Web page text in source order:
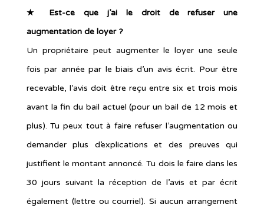
★ Est-ce que j’ai le droit de refuser une
augmentation de loyer ?
Un propriétaire peut augmenter le loyer une seule
fois par année par le biais d’un avis écrit. Pour être
recevable, l’avis doit être reçu entre six et trois mois
avant la fin du bail actuel (pour un bail de 12 mois et
plus). Tu peux tout à faire refuser l’augmentation ou
demander plus d’explications et des preuves qui
justifient le montant annoncé. Tu dois le faire dans les
30 jours suivant la réception de l’avis et par écrit
également (lettre ou courriel). Si aucun arrangement